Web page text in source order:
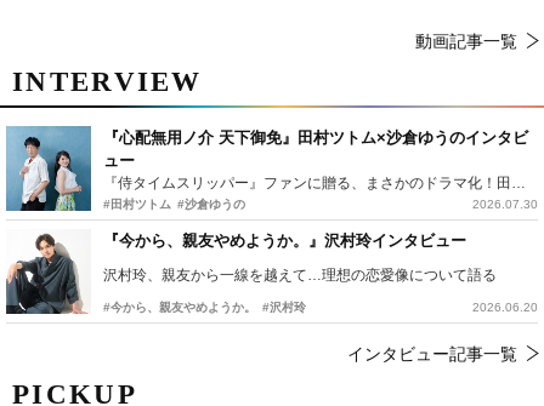
PICKUP
動画記事一覧
INTERVIEW
『心配無用ノ介 天下御免』田村ツトム×沙倉ゆうのインタビ
ュー
『侍タイムスリッパー』ファンに贈る、まさかのドラマ化！田村ツトム×沙倉ゆうのが語る『心配無用ノ介』撮影秘話
#田村ツトム #沙倉ゆうの 2026.07.30
『今から、親友やめようか。』沢村玲インタビュー
沢村玲、親友から一線を越えて…理想の恋愛像について語る
#今から、親友やめようか。 #沢村玲 2026.06.20
インタビュー記事一覧